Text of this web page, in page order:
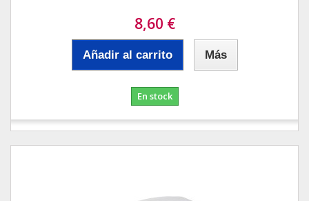
8,60 €
Añadir al carrito Más
En stock